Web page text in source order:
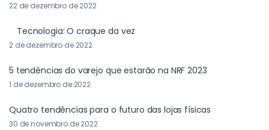
22 de dezembro de 2022
Tecnologia: O craque da vez
2 de dezembro de 2022
5 tendências do varejo que estarão na NRF 2023
1 de dezembro de 2022
Quatro tendências para o futuro das lojas físicas
30 de novembro de 2022